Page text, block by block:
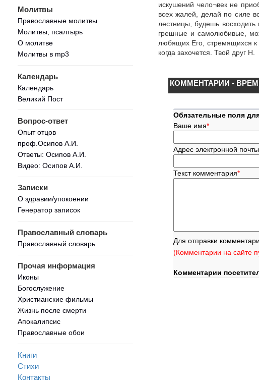
Молитвы
Православные молитвы
Молитвы, псалтырь
О молитве
Молитвы в mp3
Календарь
Календарь
Великий Пост
Вопрос-ответ
Опыт отцов
проф.Осипов А.И.
Ответы: Осипов А.И.
Видео: Осипов А.И.
Записки
О здравии/упокоении
Генератор записок
Православный словарь
Православный словарь
Прочая информация
Иконы
Богослужение
Христианские фильмы
Жизнь после смерти
Апокалипсис
Православные обои
Книги
Стихи
Контакты
искушений чело¬век не
всех жалей, делай по силе
лестницы, будешь
грешные и самолюбивые,
любящих Его, стремящихся к
когда захочется. Твой друг Н.
КОММЕНТАРИИ -
Обязательные поля
Ваше имя*
Адрес электронной
Текст комментария*
Для отправки
(Комментарии на сайте
Комментарии